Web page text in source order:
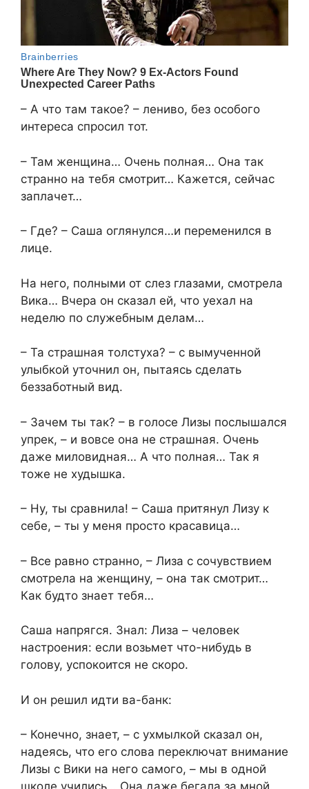
– А что там такое? – лениво, без особого
интереса спросил тот.
– Там женщина… Очень полная… Она так
странно на тебя смотрит… Кажется, сейчас
заплачет…
– Где? – Саша оглянулся…и переменился в
лице.
На него, полными от слез глазами, смотрела
Вика… Вчера он сказал ей, что уехал на
неделю по служебным делам…
– Та страшная толстуха? – с вымученной
улыбкой уточнил он, пытаясь сделать
беззаботный вид.
– Зачем ты так? – в голосе Лизы послышался
упрек, – и вовсе она не страшная. Очень
даже миловидная… А что полная… Так я
тоже не худышка.
– Ну, ты сравнила! – Саша притянул Лизу к
себе, – ты у меня просто красавица…
– Все равно странно, – Лиза с сочувствием
смотрела на женщину, – она так смотрит…
Как будто знает тебя…
Саша напрягся. Знал: Лиза – человек
настроения: если возьмет что-нибудь в
голову, успокоится не скоро.
И он решил идти ва-банк:
– Конечно, знает, – с ухмылкой сказал он,
надеясь, что его слова переключат внимание
Лизы с Вики на него самого, – мы в одной